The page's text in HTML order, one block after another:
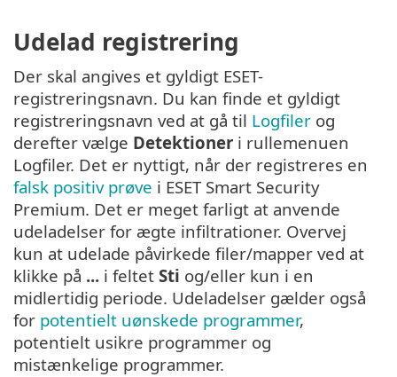
Udelad registrering
Der skal angives et gyldigt ESET-
registreringsnavn. Du kan finde et gyldigt
registreringsnavn ved at gå til Logfiler og
derefter vælge Detektioner i rullemenuen
Logfiler. Det er nyttigt, når der registreres en
falsk positiv prøve i ESET Smart Security
Premium. Det er meget farligt at anvende
udeladelser for ægte infiltrationer. Overvej
kun at udelade påvirkede filer/mapper ved at
klikke på ... i feltet Sti og/eller kun i en
midlertidig periode. Udeladelser gælder også
for potentielt uønskede programmer,
potentielt usikre programmer og
mistænkelige programmer.